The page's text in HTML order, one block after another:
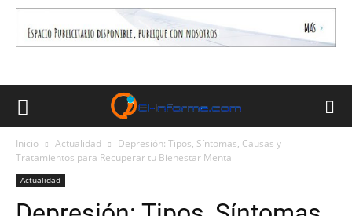
Inicio Actualidad
Depresión: Tipos, Síntomas, Causas y
Tratamientos para Recuperar tu Bienestar Mental
Actualidad